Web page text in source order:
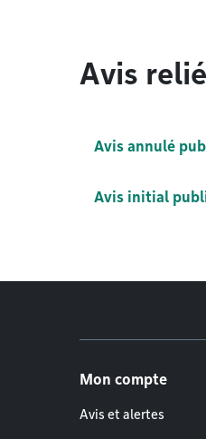
Avis
Avis annulé
Avis initial
Mon compte
Avis et alertes